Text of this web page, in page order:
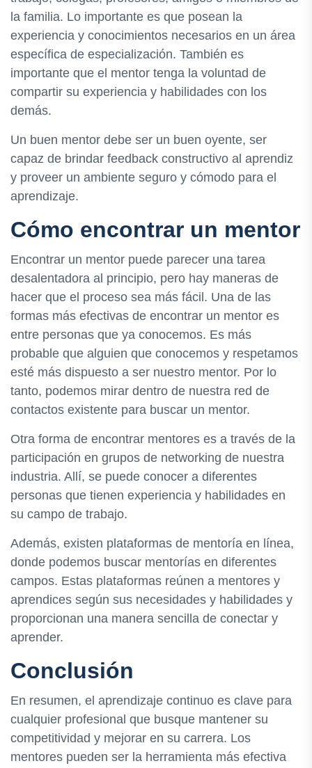
la familia. Lo importante es que posean la
experiencia y conocimientos necesarios en un área
específica de especialización. También es
importante que el mentor tenga la voluntad de
compartir su experiencia y habilidades con los
demás.
Un buen mentor debe ser un buen oyente, ser
capaz de brindar feedback constructivo al aprendiz
y proveer un ambiente seguro y cómodo para el
aprendizaje.
Cómo encontrar un mentor
Encontrar un mentor puede parecer una tarea
desalentadora al principio, pero hay maneras de
hacer que el proceso sea más fácil. Una de las
formas más efectivas de encontrar un mentor es
entre personas que ya conocemos. Es más
probable que alguien que conocemos y respetamos
esté más dispuesto a ser nuestro mentor. Por lo
tanto, podemos mirar dentro de nuestra red de
contactos existente para buscar un mentor.
Otra forma de encontrar mentores es a través de la
participación en grupos de networking de nuestra
industria. Allí, se puede conocer a diferentes
personas que tienen experiencia y habilidades en
su campo de trabajo.
Además, existen plataformas de mentoría en línea,
donde podemos buscar mentorías en diferentes
campos. Estas plataformas reúnen a mentores y
aprendices según sus necesidades y habilidades y
proporcionan una manera sencilla de conectar y
aprender.
Conclusión
En resumen, el aprendizaje continuo es clave para
cualquier profesional que busque mantener su
competitividad y mejorar en su carrera. Los
mentores pueden ser la herramienta más efectiva